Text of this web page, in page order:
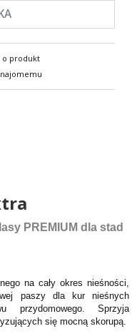
o produkt
PREMIUM dla stad
na cały okres nieśności,
paszy dla kur nieśnych
przydomowego. Sprzyja
się mocną skorupą.